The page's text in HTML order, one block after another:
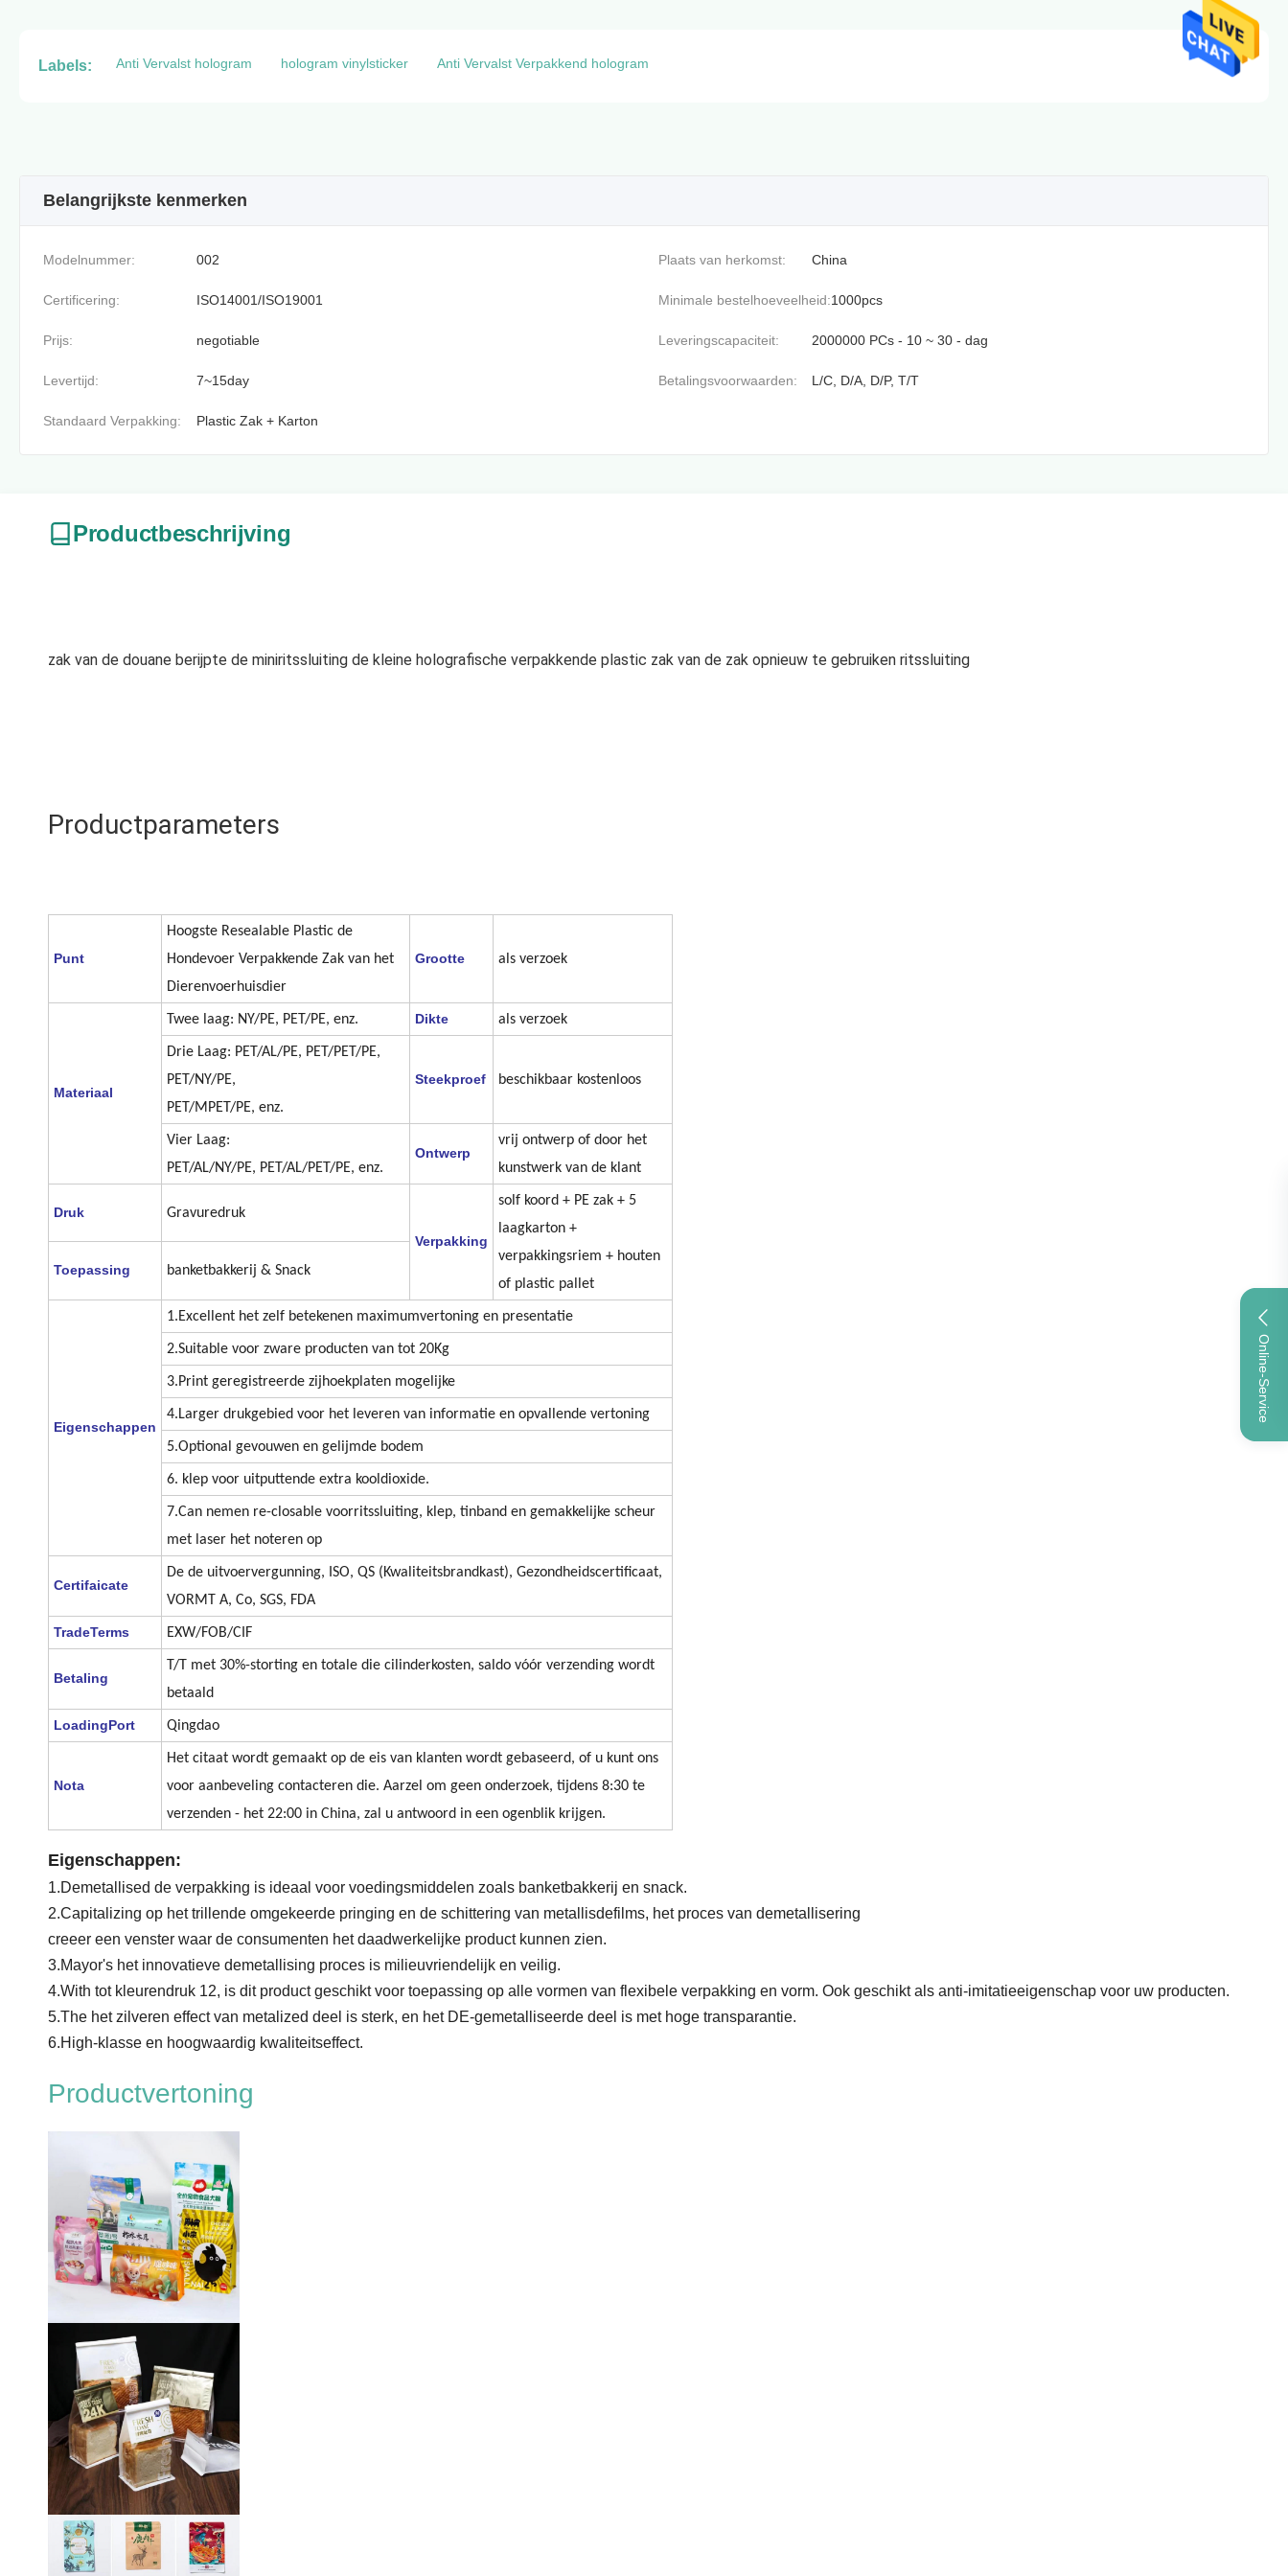
Online-Service
Labels: Anti Vervalst hologram hologram vinylsticker Anti Vervalst Verpakkend hologram
Belangrijkste kenmerken
Modelnummer: 002 Plaats van herkomst: China
Certificering: ISO14001/ISO19001 Minimale bestelhoeveelheid:1000pcs
Prijs: negotiable Leveringscapaciteit: 2000000 PCs - 10 ~ 30 - dag
Levertijd: 7~15day Betalingsvoorwaarden: L/C, D/A, D/P, T/T
Standaard Verpakking: Plastic Zak + Karton
Productbeschrijving
zak van de douane berijpte de miniritssluiting de kleine holografische verpakkende plastic zak van de zak opnieuw te gebruiken ritssluiting
Productparameters
Punt
Hoogste Resealable Plastic de
Hondevoer Verpakkende Zak van het
Dierenvoerhuisdier
Grootte als verzoek
Materiaal
Twee laag: NY/PE, PET/PE, enz. Dikte als verzoek
Drie Laag: PET/AL/PE, PET/PET/PE,
PET/NY/PE,
PET/MPET/PE, enz.
Steekproef beschikbaar kostenloos
Vier Laag:
PET/AL/NY/PE, PET/AL/PET/PE, enz.
Ontwerp
vrij ontwerp of door het
kunstwerk van de klant
Druk
Gravuredruk
Verpakking
solf koord + PE zak + 5
laagkarton +
verpakkingsriem + houten
of plastic pallet
Toepassing banketbakkerij & Snack
Eigenschappen
1.Excellent het zelf betekenen maximumvertoning en presentatie
2.Suitable voor zware producten van tot 20Kg
3.Print geregistreerde zijhoekplaten mogelijke
4.Larger drukgebied voor het leveren van informatie en opvallende vertoning
5.Optional gevouwen en gelijmde bodem
6. klep voor uitputtende extra kooldioxide.
7.Can nemen re-closable voorritssluiting, klep, tinband en gemakkelijke scheur
met laser het noteren op
Certifaicate
De de uitvoervergunning, ISO, QS (Kwaliteitsbrandkast), Gezondheidscertificaat,
VORMT A, Co, SGS, FDA
TradeTerms EXW/FOB/CIF
Betaling
T/T met 30%-storting en totale die cilinderkosten, saldo vóór verzending wordt
betaald
LoadingPort Qingdao
Nota
Het citaat wordt gemaakt op de eis van klanten wordt gebaseerd, of u kunt ons
voor aanbeveling contacteren die. Aarzel om geen onderzoek, tijdens 8:30 te
verzenden - het 22:00 in China, zal u antwoord in een ogenblik krijgen.
Eigenschappen:
1.Demetallised de verpakking is ideaal voor voedingsmiddelen zoals banketbakkerij en snack.
2.Capitalizing op het trillende omgekeerde pringing en de schittering van metallisdefilms, het proces van demetallisering
creeer een venster waar de consumenten het daadwerkelijke product kunnen zien.
3.Mayor's het innovatieve demetallising proces is milieuvriendelijk en veilig.
4.With tot kleurendruk 12, is dit product geschikt voor toepassing op alle vormen van flexibele verpakking en vorm. Ook geschikt als anti-imitatieeigenschap voor uw producten.
5.The het zilveren effect van metalized deel is sterk, en het DE-gemetalliseerde deel is met hoge transparantie.
6.High-klasse en hoogwaardig kwaliteitseffect.
Productvertoning